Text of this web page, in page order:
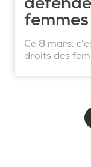
femmes
Ce 8 mars,
droits des